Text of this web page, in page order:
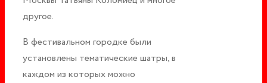
другое.
В фестивальном городке были
установлены тематические шатры, в
каждом из которых можно